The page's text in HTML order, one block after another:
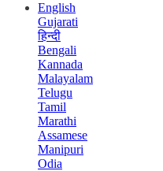
English
Gujarati
हिन्दी
Bengali
Kannada
Malayalam
Telugu
Tamil
Marathi
Assamese
Manipuri
Odia